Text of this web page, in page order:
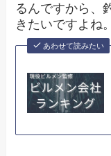
るんですから、
きたいですよね。
あわせて読みたい